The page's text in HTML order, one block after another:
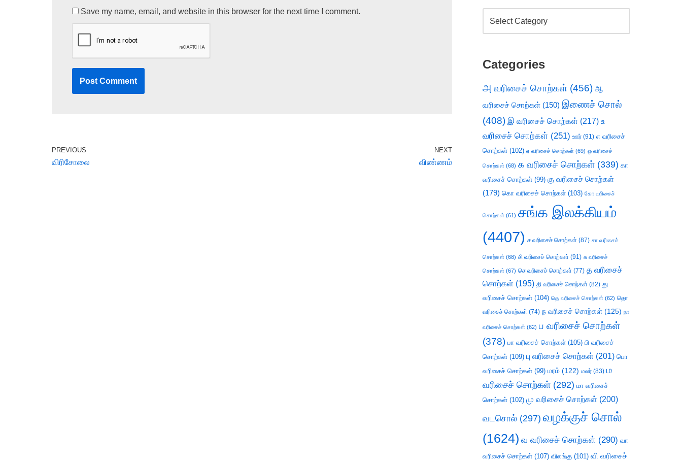
Save my name, email, and website in this browser for the next time I comment.
PREVIOUS
விரிசோலை
NEXT
விண்ணம்
Categories
அ வரிசைச் சொற்கள் (456) ஆ
வரிசைச் சொற்கள் (150) இணைச் சொல்
(408) இ வரிசைச் சொற்கள் (217) உ
வரிசைச் சொற்கள் (251) ஊர் (91) எ வரிசைச்
சொற்கள் (102) ஏ வரிசைச் சொற்கள் (69) ஒ வரிசைச்
சொற்கள் (68) க வரிசைச் சொற்கள் (339) கா
வரிசைச் சொற்கள் (99) கு வரிசைச் சொற்கள்
(179) கொ வரிசைச் சொற்கள் (103) கோ வரிசைச்
சொற்கள் (61) சங்க இலக்கியம்
(4407) ச வரிசைச் சொற்கள் (87) சா வரிசைச்
சொற்கள் (68) சி வரிசைச் சொற்கள் (91) சு வரிசைச்
சொற்கள் (67) செ வரிசைச் சொற்கள் (77) த வரிசைச்
சொற்கள் (195) தி வரிசைச் சொற்கள் (82) து
வரிசைச் சொற்கள் (104) தெ வரிசைச் சொற்கள் (62) தொ
வரிசைச் சொற்கள் (74) ந வரிசைச் சொற்கள் (125) நா
வரிசைச் சொற்கள் (62) ப வரிசைச் சொற்கள்
(378) பா வரிசைச் சொற்கள் (105) பி வரிசைச்
சொற்கள் (109) பு வரிசைச் சொற்கள் (201) பொ
வரிசைச் சொற்கள் (99) மரம் (122) மலர் (83) ம
வரிசைச் சொற்கள் (292) மா வரிசைச்
சொற்கள் (102) மு வரிசைச் சொற்கள் (200)
வடசொல் (297) வழக்குச் சொல்
(1624) வ வரிசைச் சொற்கள் (290) வா
வரிசைச் சொற்கள் (107) விலங்கு (101) வி வரிசைச்